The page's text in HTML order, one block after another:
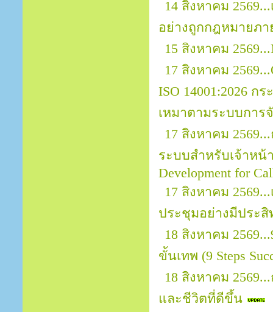
14 สิงหาคม
อย่างถูกกฎหมายภา
15 สิงหาคม
17 สิงหาคม
ISO 14001:2026
เหมาตามระบบการ
17 สิงหาคม
ระบบสำหรับเจ้าหน้า
Development for
17 สิงหาคม
ประชุมอย่างมีประ
18 สิงหาคม
ขั้นเทพ (9 Steps
18 สิงหาคม
และชีวิตที่ดีขึ้น